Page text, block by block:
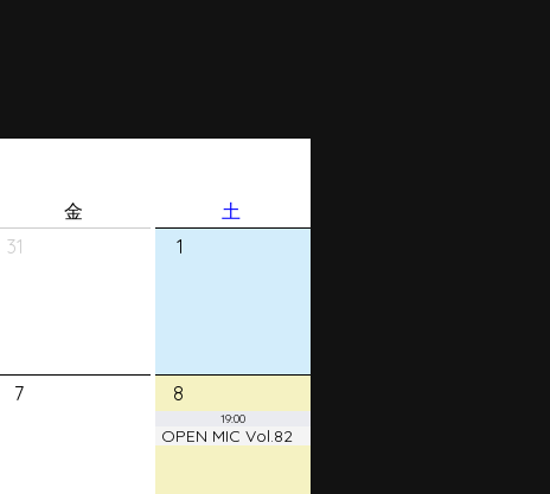
金
土
31 1
7 8
19:00
OPEN MIC Vol.82